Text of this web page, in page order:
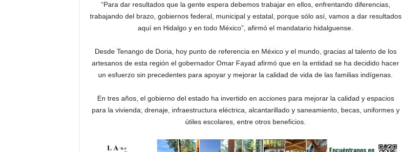
“Para dar resultados que la gente espera debemos trabajar en ellos, enfrentando diferencias,
trabajando del brazo, gobiernos federal, municipal y estatal, porque sólo así, vamos a dar resultados
aquí en Hidalgo y en todo México”, afirmó el mandatario hidalguense.
Desde Tenango de Doria, hoy punto de referencia en México y el mundo, gracias al talento de los
artesanos de esta región el gobernador Omar Fayad afirmó que en la entidad se ha decidido hacer
un esfuerzo sin precedentes para apoyar y mejorar la calidad de vida de las familias indígenas.
En tres años, el gobierno del estado ha invertido en acciones para mejorar la calidad y espacios
para la vivienda; drenaje, infraestructura eléctrica, alcantarillado y saneamiento, becas, uniformes y
útiles escolares, entre otros beneficios.